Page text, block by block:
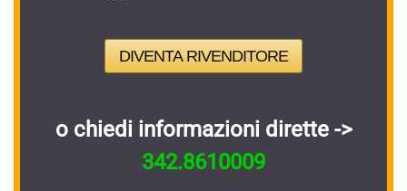
DIVENTA RIVENDITORE
o chiedi informazioni dirette ->
342.8610009